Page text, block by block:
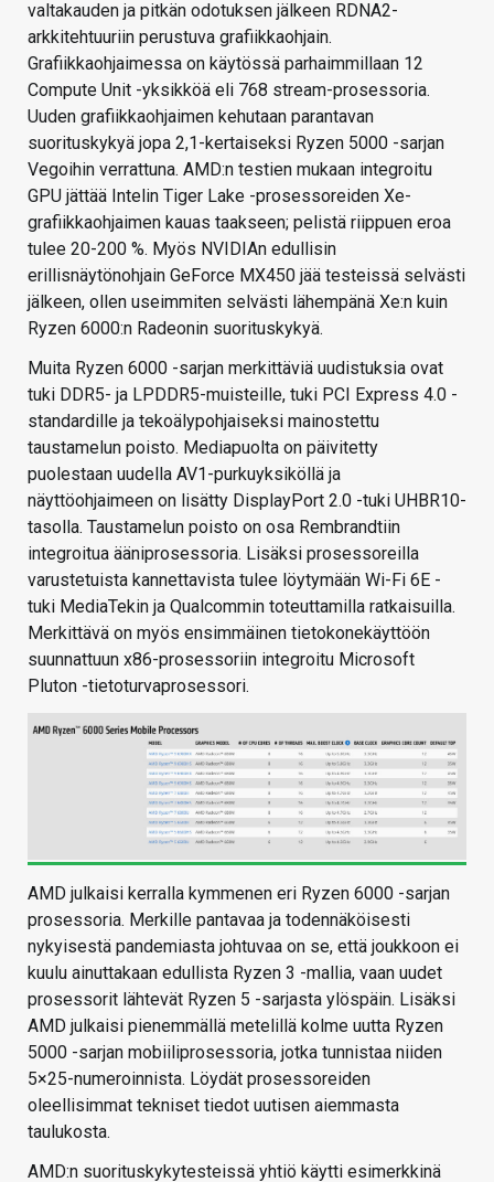
valtakauden ja pitkän odotuksen jälkeen RDNA2-
arkkitehtuuriin perustuva grafiikkaohjain.
Grafiikkaohjaimessa on käytössä parhaimmillaan 12
Compute Unit -yksikköä eli 768 stream-prosessoria.
Uuden grafiikkaohjaimen kehutaan parantavan
suorituskykyä jopa 2,1-kertaiseksi Ryzen 5000 -sarjan
Vegoihin verrattuna. AMD:n testien mukaan integroitu
GPU jättää Intelin Tiger Lake -prosessoreiden Xe-
grafiikkaohjaimen kauas taakseen; pelistä riippuen eroa
tulee 20-200 %. Myös NVIDIAn edullisin
erillisnäytönohjain GeForce MX450 jää testeissä selvästi
jälkeen, ollen useimmiten selvästi lähempänä Xe:n kuin
Ryzen 6000:n Radeonin suorituskykyä.
Muita Ryzen 6000 -sarjan merkittäviä uudistuksia ovat
tuki DDR5- ja LPDDR5-muisteille, tuki PCI Express 4.0 -
standardille ja tekoälypohjaiseksi mainostettu
taustamelun poisto. Mediapuolta on päivitetty
puolestaan uudella AV1-purkuyksiköllä ja
näyttöohjaimeen on lisätty DisplayPort 2.0 -tuki UHBR10-
tasolla. Taustamelun poisto on osa Rembrandtiin
integroitua ääniprosessoria. Lisäksi prosessoreilla
varustetuista kannettavista tulee löytymään Wi-Fi 6E -
tuki MediaTekin ja Qualcommin toteuttamilla ratkaisuilla.
Merkittävä on myös ensimmäinen tietokonekäyttöön
suunnattuun x86-prosessoriin integroitu Microsoft
Pluton -tietoturvaprosessori.
AMD julkaisi kerralla kymmenen eri Ryzen 6000 -sarjan
prosessoria. Merkille pantavaa ja todennäköisesti
nykyisestä pandemiasta johtuvaa on se, että joukkoon ei
kuulu ainuttakaan edullista Ryzen 3 -mallia, vaan uudet
prosessorit lähtevät Ryzen 5 -sarjasta ylöspäin. Lisäksi
AMD julkaisi pienemmällä metelillä kolme uutta Ryzen
5000 -sarjan mobiiliprosessoria, jotka tunnistaa niiden
5×25-numeroinnista. Löydät prosessoreiden
oleellisimmat tekniset tiedot uutisen aiemmasta
taulukosta.
AMD:n suorituskykytesteissä yhtiö käytti esimerkkinä